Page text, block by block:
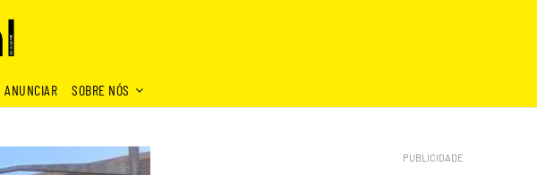
ANUNCIAR SOBRE NÓS